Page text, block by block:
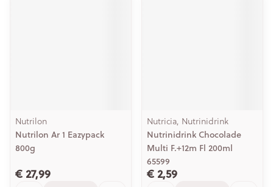
Nutrilon
Nutrilon Ar 1 Eazypack
800g
€ 27,99
Nutricia, Nutrinidrink
Nutrinidrink Chocolade
Multi F.+12m Fl 200ml
65599
€ 2,59